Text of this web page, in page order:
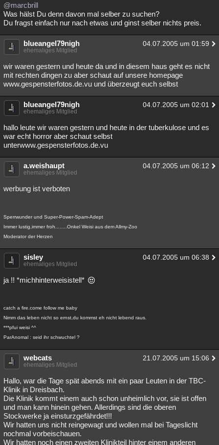
@marcbrill
Was hälst Du denn davon mal selber zu suchen?
Du fragst einfach nur nach etwas und ginst selber nichts preis.
blueangel79nigh 04.07.2005 um 01:59
ehemaliges Mitglied
wir waren gestern und heute da und in diesem haus geht es nicht
mit rechten dingen zu aber schaut auf unsere homepage
www.gespensterfotos.de.vu und überzeugt euch selbst
blueangel79nigh 04.07.2005 um 02:01
ehemaliges Mitglied
hallo leute wir waren gestern und heute in der tuberkulose und es
war echt horror aber schaut selbst
unterwww.gespensterfotos.de.vu
a.weishaupt 04.07.2005 um 06:12
ehemaliges Mitglied
werbung ist verboten
Sperrwunder und Super-Power-Spam-Adept
Immer lustig,immer froh........Onkel Weisi aus dem Allmy-Zoo
Moderator der Herzen
sisley 04.07.2005 um 06:38
ehemaliges Mitglied
ja !! *michhinterweisistell*
catch a fire.come follow me baby
Nimm das leben nicht so ernst,du kommst eh nicht lebend raus.
***pfui weisi ^^
ParAnomal : seid ihr schwuchtel ?
webcats 21.07.2005 um 15:06
ehemaliges Mitglied
Hallo, war die Tage spät abends mit ein paar Leuten in der TBC-
Klinik in Dreisbach.
Die Klinik kommt einem auch schon unheimlich vor, sie ist offen
und man kann hinein gehen. Allerdings sind die oberen
Stockwerke ja einsturzgefährdet!!!
Wir hatten uns nicht reingewagt und wollen mal bei Tageslicht
nochmal vorbeischauen.
Wir hatten noch einen zweiten Klinikteil hinter einem anderen